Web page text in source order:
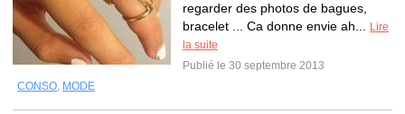
regarder des photos de bagues,
bracelet ... Ca donne envie ah...
Lire
la suite
Publié le 30 septembre 2013
CONSO, MODE